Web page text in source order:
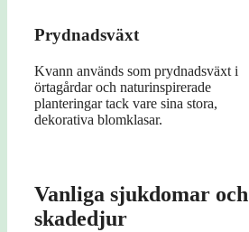
Prydnadsväxt
Kvann används som prydnadsväxt i
örtagårdar och naturinspirerade
planteringar tack vare sina stora,
dekorativa blomklasar.
Vanliga sjukdomar och
skadedjur